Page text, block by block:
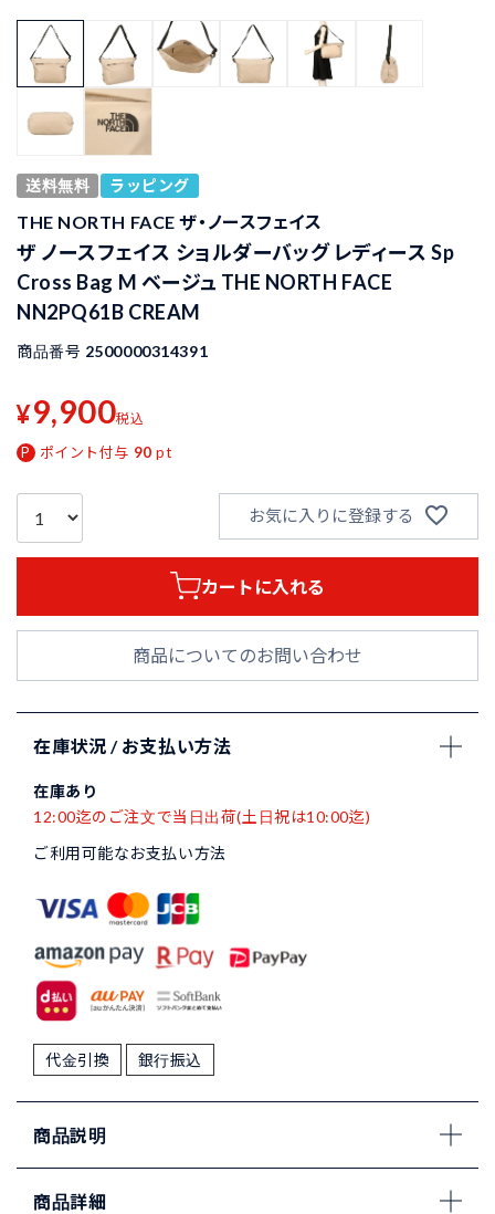
送料無料 ラッピング
THE NORTH FACE ザ・ノースフェイス
ザ ノースフェイス ショルダーバッグ レディース Sp
Cross Bag M ベージュ THE NORTH FACE
NN2PQ61B CREAM
商品番号 2500000314391
¥9,900税込
ポイント付与 90 pt
お気に入りに登録する
カートに入れる
商品についてのお問い合わせ
在庫状況 / お支払い方法
在庫あり
12:00迄のご注文で当日出荷(土日祝は10:00迄)
ご利用可能なお支払い方法
代金引換 銀行振込
商品説明
商品詳細